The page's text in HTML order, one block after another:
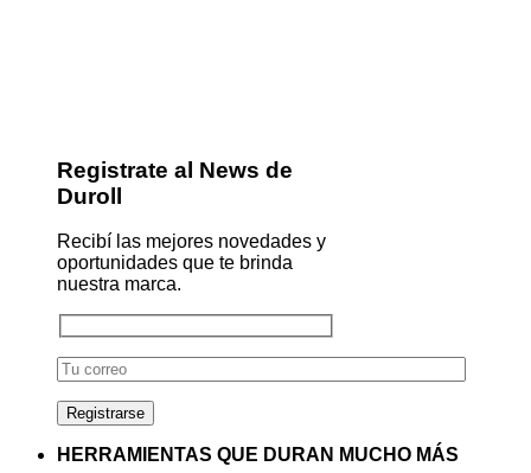
Registrate al News de
Duroll
Recibí las mejores novedades y
oportunidades que te brinda
nuestra marca.
HERRAMIENTAS QUE DURAN MUCHO MÁS